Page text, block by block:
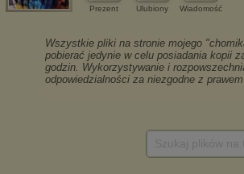
Prezent Ulubiony Wiadomość